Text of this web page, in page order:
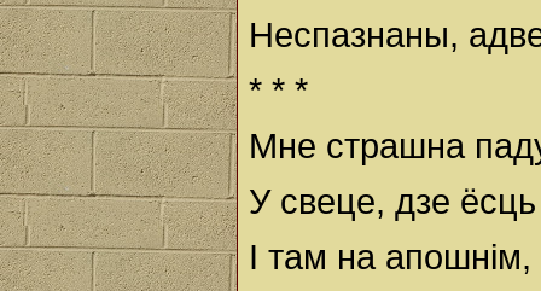
Неспазнаны,
* * *
Мне страшна
У свеце, дзе
І там на